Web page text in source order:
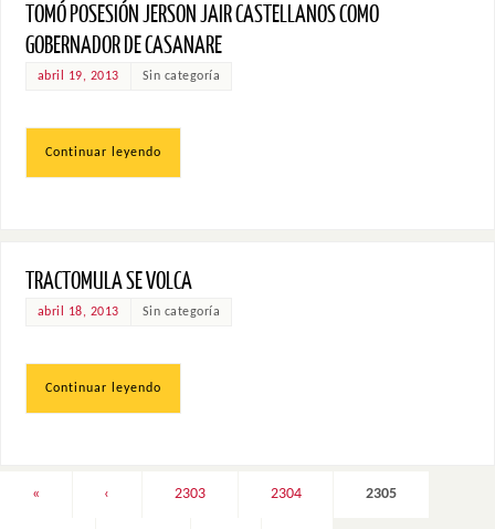
TOMÓ POSESIÓN JERSON JAIR CASTELLANOS COMO
GOBERNADOR DE CASANARE
abril 19, 2013 Sin categoría
Continuar leyendo
TRACTOMULA SE VOLCA
abril 18, 2013 Sin categoría
Continuar leyendo
« ‹ 2303 2304 2305